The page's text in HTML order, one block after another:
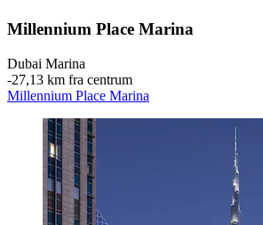
Millennium Place Marina
Dubai Marina
‐27,13 km fra centrum
Millennium Place Marina